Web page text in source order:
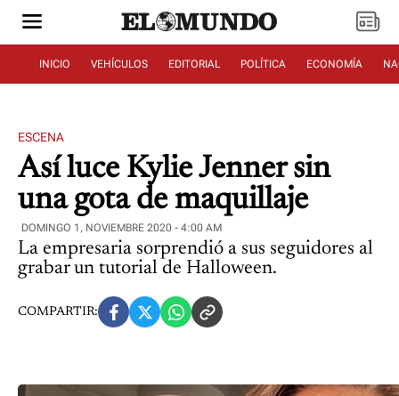
INICIO VEHÍCULOS EDITORIAL POLÍTICA ECONOMÍA
ESCENA
Así luce Kylie Jenner sin
una gota de maquillaje
DOMINGO 1, NOVIEMBRE 2020 - 4:00 AM
La empresaria sorprendió a sus seguidores al
grabar un tutorial de Halloween.
COMPARTIR: